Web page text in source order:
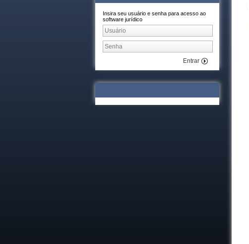
Insira seu usuário e senha para acesso ao
software jurídico
Entrar